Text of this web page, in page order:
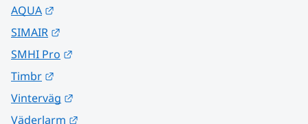
AQUA
SIMAIR
SMHI Pro
Timbr
Vinterväg
Väderlarm